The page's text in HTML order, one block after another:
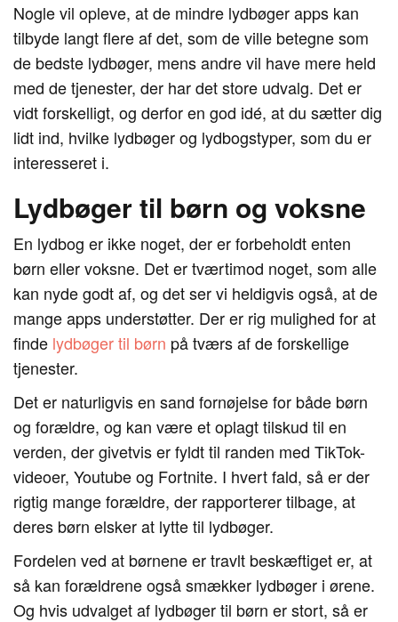
Nogle vil opleve, at de mindre lydbøger apps kan
tilbyde langt flere af det, som de ville betegne som
de bedste lydbøger, mens andre vil have mere held
med de tjenester, der har det store udvalg. Det er
vidt forskelligt, og derfor en god idé, at du sætter dig
lidt ind, hvilke lydbøger og lydbogstyper, som du er
interesseret i.
Lydbøger til børn og voksne
En lydbog er ikke noget, der er forbeholdt enten
børn eller voksne. Det er tværtimod noget, som alle
kan nyde godt af, og det ser vi heldigvis også, at de
mange apps understøtter. Der er rig mulighed for at
finde lydbøger til børn på tværs af de forskellige
tjenester.
Det er naturligvis en sand fornøjelse for både børn
og forældre, og kan være et oplagt tilskud til en
verden, der givetvis er fyldt til randen med TikTok-
videoer, Youtube og Fortnite. I hvert fald, så er der
rigtig mange forældre, der rapporterer tilbage, at
deres børn elsker at lytte til lydbøger.
Fordelen ved at børnene er travlt beskæftiget er, at
så kan forældrene også smækker lydbøger i ørene.
Og hvis udvalget af lydbøger til børn er stort, så er